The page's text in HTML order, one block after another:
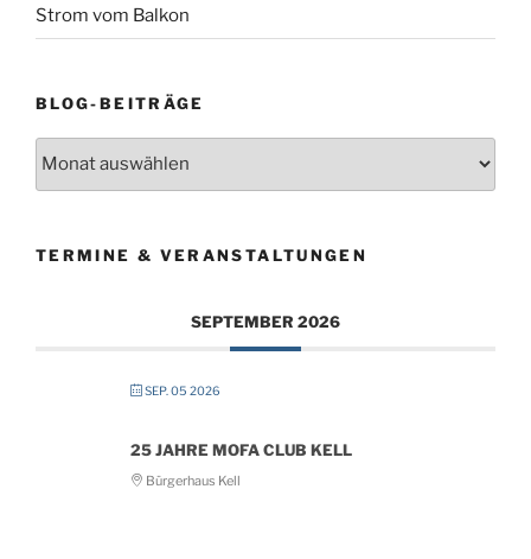
Strom vom Balkon
BLOG-BEITRÄGE
TERMINE & VERANSTALTUNGEN
SEPTEMBER 2026
SEP. 05 2026
25 JAHRE MOFA CLUB KELL
Bürgerhaus Kell